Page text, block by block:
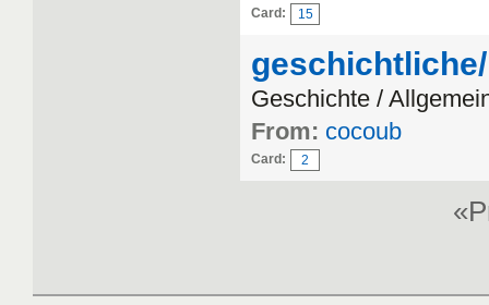
Card: 15
Geschichte /
From: cocoub
Card: 2